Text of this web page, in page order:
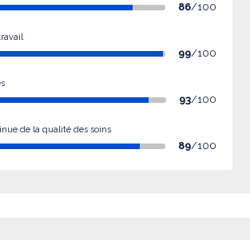
86/100
99/100
93/100
de la qualité des soins
89/100